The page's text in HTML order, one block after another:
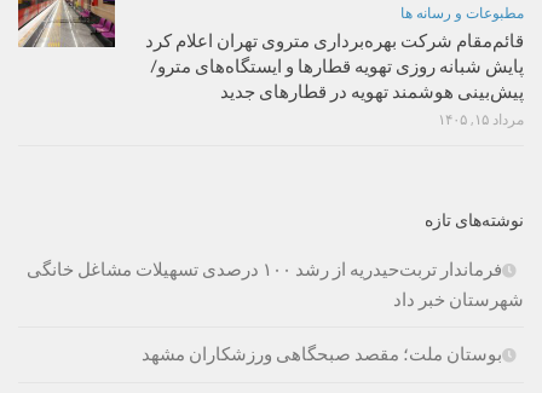
مطبوعات و رسانه ها
قائم‌مقام شرکت بهره‌برداری متروی تهران اعلام کرد
پایش شبانه روزی تهویه قطارها و ایستگاه‌های مترو/
پیش‌بینی هوشمند تهویه در قطارهای جدید
مرداد ۱۵, ۱۴۰۵
نوشته‌های تازه
فرماندار تربت‌حیدریه از رشد ۱۰۰ درصدی تسهیلات مشاغل خانگی
شهرستان خبر داد
بوستان ملت؛ مقصد صبحگاهی ورزشکاران مشهد